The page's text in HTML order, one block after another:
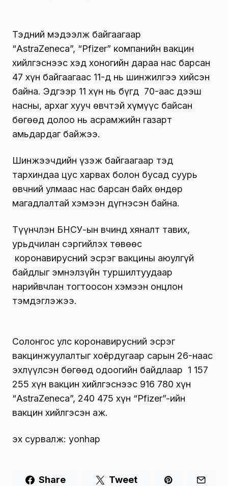
Тэдний мэдээлж байгаагаар
“AstraZeneca”, “Pfizer” компанийн вакцин
хийлгэснээс хэд хоногийн дараа нас барсан
47 хүн байгаагаас 11-д нь шинжилгээ хийсэн
байна. Эдгээр 11 хүн нь бүгд 70-аас дээш
насны, архаг хууч өвчтэй хүмүүс байсан
бөгөөд долоо нь асрамжийн газарт
амьдардаг байжээ.
Шинжээчдийн үзэж байгаагаар тэд
тархиндаа цус харвах болон бусад суурь
өвчний улмаас нас барсан байх өндөр
магадлалтай хэмээн дүгнэсэн байна.
Түүнчлэн БНСУ-ын Өвчинд хяналт тавих,
урьдчилан сэргийлэх төвөөс
коронавирусний эсрэг вакцины аюулгүй
байдлыг эмнэлзүйн туршилтуудаар
нарийвчлан тогтоосон хэмээн онцлон
тэмдэглэжээ.
Солонгос улс коронавирусний эсрэг
вакцинжуулалтыг хоёрдугаар сарын 26-наас
эхлүүлсэн бөгөөд одоогийн байдлаар 1 157
255 хүн вакцин хийлгэснээс 916 780 хүн
“AstraZeneca”, 240 475 хүн “Pfizer”-ийн
вакцин хийлгэсэн аж.
эх сурвалж: yonhap
Share Tweet